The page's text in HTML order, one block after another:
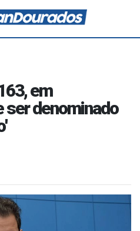
em
ser denominado